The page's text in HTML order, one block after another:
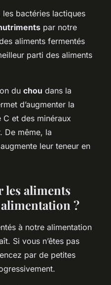
bactéries lactiques
par notre
aliments fermentés
parti des aliments
du chou dans la
d’augmenter la
et des minéraux
De même, la
leur teneur en
les aliments
?
à notre alimentation
Si vous n’êtes pas
par de petites